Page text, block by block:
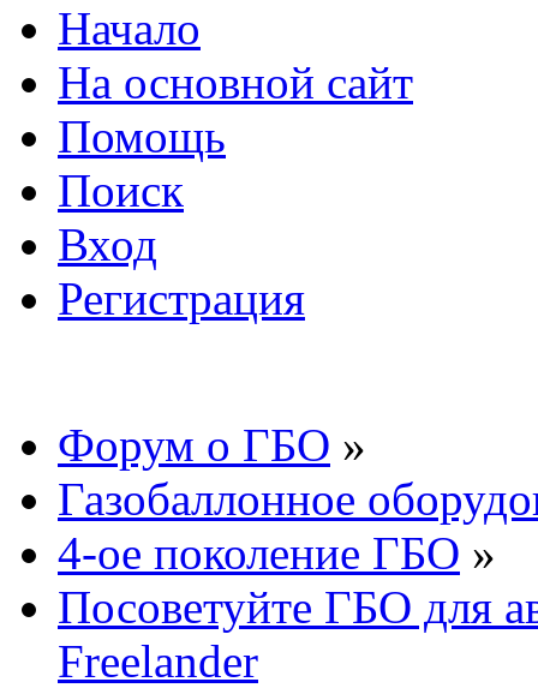
Начало
На основной сайт
Помощь
Поиск
Вход
Регистрация
Форум о ГБО »
Газобаллонное
4-ое поколение ГБО »
Посоветуйте ГБО для
Freelander